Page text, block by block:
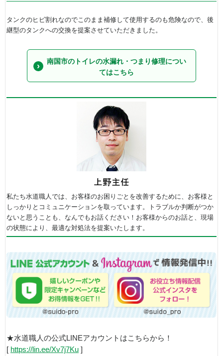
タンクのヒビ割れなのでこのまま補修して使用するのも危険なので、後
継型のタンクへの交換を提案させていただきました。
南国市のトイレの水漏れ・つまり修理につい
てはこちら
私たち水道職人では、お客様のお困りごとを改善するために、お客様と
しっかりとコミュニケーションを取っています。トラブルか判断がつか
ないと思うことも、なんでもお話ください！お客様からのお話と、現場
の状態により、最適な対処法を提案いたします。
★水道職人の公式LINEアカウントはこちらから！
[ https://lin.ee/Xv7j7Ku ]